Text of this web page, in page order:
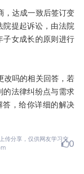
达成一致后签订变
院提起诉讼，由法院
子女成长的原则进行
吗的相关回答，若
的法律纠纷点与需求
答，给你详细的解决
传分享，仅供网友学习交0